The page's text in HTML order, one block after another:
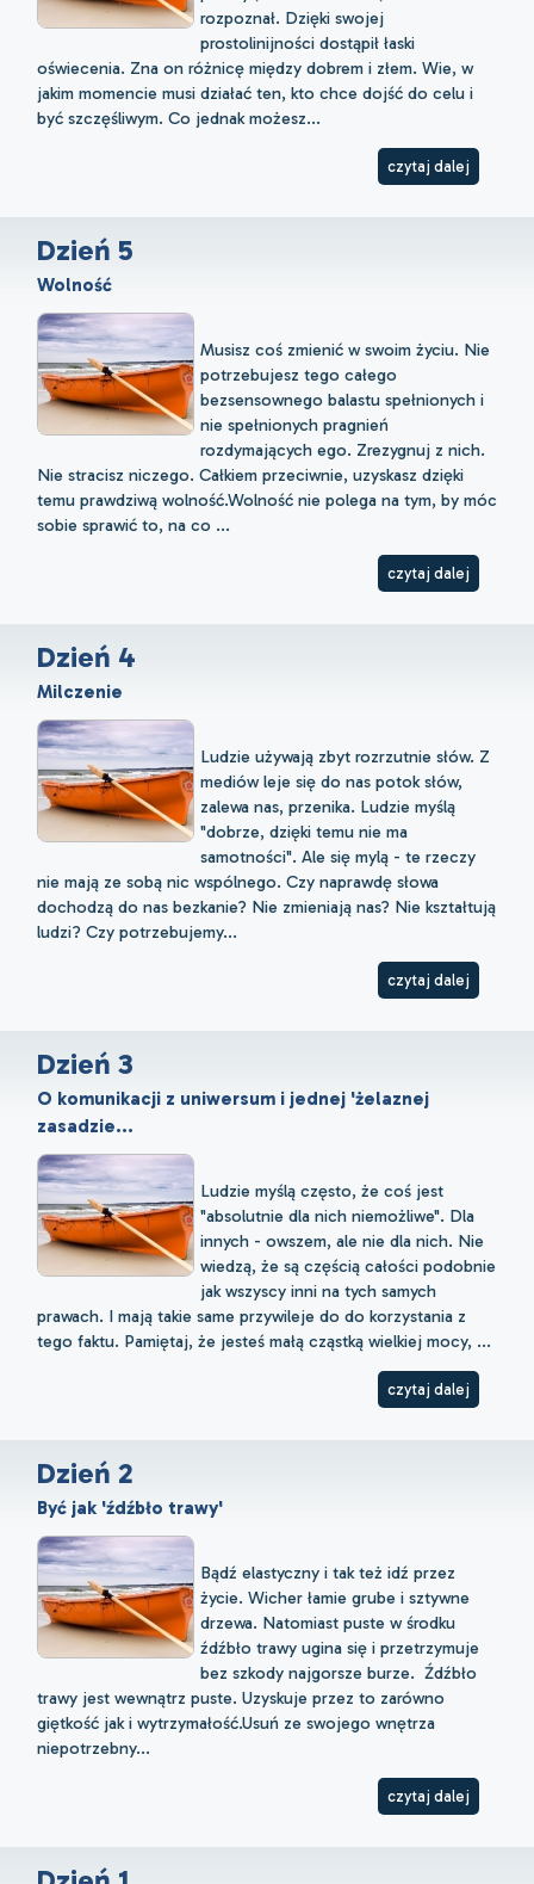
rozpoznał. Dzięki swojej
prostolinijności dostąpił łaski
oświecenia. Zna on różnicę między dobrem i złem. Wie, w
jakim momencie musi działać ten, kto chce dojść do celu i
być szczęśliwym. Co jednak możesz...
czytaj dalej
Dzień 5
Wolność
Musisz coś zmienić w swoim życiu. Nie
potrzebujesz tego całego
bezsensownego balastu spełnionych i
nie spełnionych pragnień
rozdymających ego. Zrezygnuj z nich.
Nie stracisz niczego. Całkiem przeciwnie, uzyskasz dzięki
temu prawdziwą wolność.Wolność nie polega na tym, by móc
sobie sprawić to, na co ...
czytaj dalej
Dzień 4
Milczenie
Ludzie używają zbyt rozrzutnie słów. Z
mediów leje się do nas potok słów,
zalewa nas, przenika. Ludzie myślą
"dobrze, dzięki temu nie ma
samotności". Ale się mylą - te rzeczy
nie mają ze sobą nic wspólnego. Czy naprawdę słowa
dochodzą do nas bezkanie? Nie zmieniają nas? Nie kształtują
ludzi? Czy potrzebujemy...
czytaj dalej
Dzień 3
O komunikacji z uniwersum i jednej 'żelaznej
zasadzie...
Ludzie myślą często, że coś jest
"absolutnie dla nich niemożliwe". Dla
innych - owszem, ale nie dla nich. Nie
wiedzą, że są częścią całości podobnie
jak wszyscy inni na tych samych
prawach. I mają takie same przywileje do do korzystania z
tego faktu. Pamiętaj, że jesteś małą cząstką wielkiej mocy, ...
czytaj dalej
Dzień 2
Być jak 'źdźbło trawy'
Bądź elastyczny i tak też idź przez
życie. Wicher łamie grube i sztywne
drzewa. Natomiast puste w środku
źdźbło trawy ugina się i przetrzymuje
bez szkody najgorsze burze. Źdźbło
trawy jest wewnątrz puste. Uzyskuje przez to zarówno
giętkość jak i wytrzymałość.Usuń ze swojego wnętrza
niepotrzebny...
czytaj dalej